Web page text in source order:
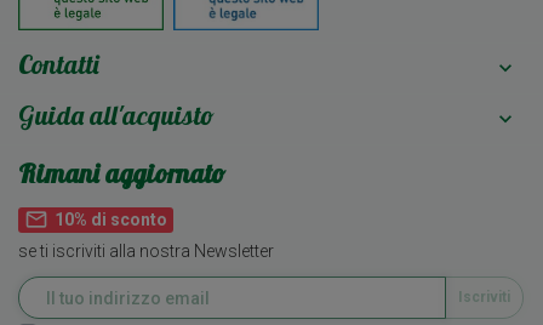
Contatti 
Guida all'acquisto 
Rimani aggiornato
mail_outline 10% di sconto
se ti iscriviti alla nostra Newsletter